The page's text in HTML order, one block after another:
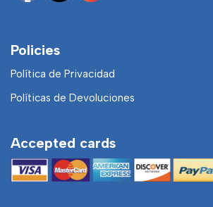
Policies
Política de Privacidad
Políticas de Devoluciones
Accepted cards